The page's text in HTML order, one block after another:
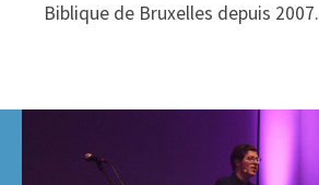
Biblique de Bruxelles depuis 2007.